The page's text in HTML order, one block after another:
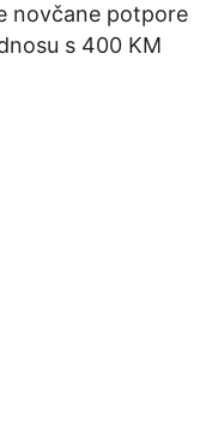
novčane potpore
s 400 KM